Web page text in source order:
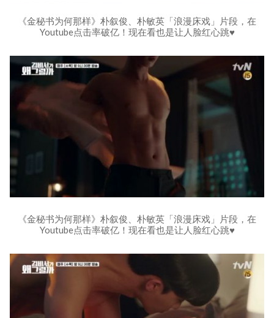
《金秘书为何那样》朴叙俊、朴敏英「浪漫床戏」片段，在
Youtube点击率破亿！现在看也是让人脸红心跳♥
《金秘书为何那样》朴叙俊、朴敏英「浪漫床戏」片段，在
Youtube点击率破亿！现在看也是让人脸红心跳♥